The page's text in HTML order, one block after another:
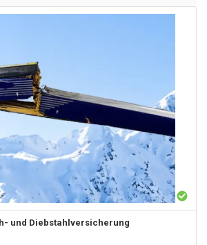
und Diebstahlversicherung